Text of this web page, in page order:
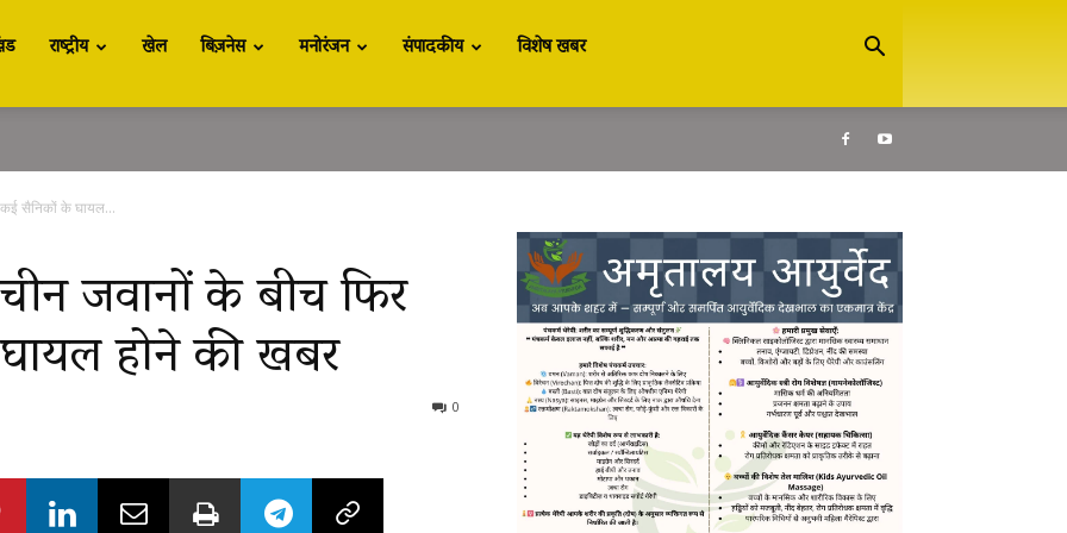
राष्ट्रीय खेल बिज़नेस मनोरंजन संपादकीय विशेष खबर
कई सैनिकों के घायल...
जवानों के बीच फिर
होने की खबर
0